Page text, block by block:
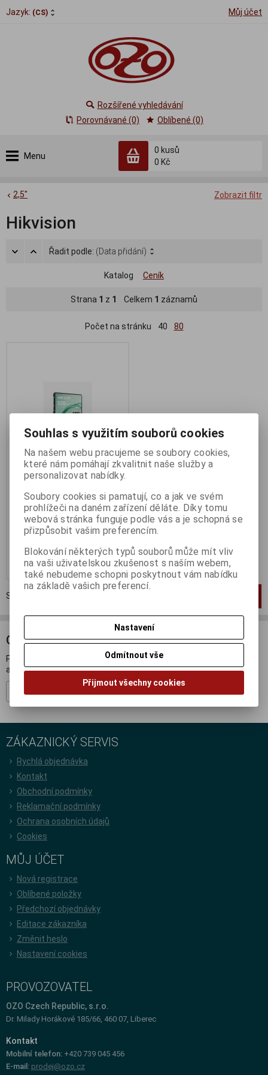
Jazyk: (CS) Můj účet
Menu
0 kusů
0 Kč
Rozšířené vyhledávání
Porovnávané (0)
Oblíbené (0)
Zobrazit filtr
2,5"
Hikvision
Řadit podle: (Data přidání)
Katalog Ceník
Strana 1 z 1 Celkem 1 záznamů
Počet na stránku 40 80
HIKSEMI SSD Wave 256GB,
Termín dodání (dny): 4
442 Kč
Koupit
Strana
ODBĚR NOVINEK
Přihlašte se k odběru novinek a buďte informováni o novinkách,
akcích a soutěžích.
ZÁKAZNICKÝ SERVIS
Rychlá objednávka
Kontakt
Obchodní podmínky
Reklamační podmínky
Ochrana osobních údajů
Cookies
MŮJ ÚČET
Nová registrace
Oblíbené položky
Předchozí objednávky
Editace zákazníka
Změnit heslo
Nastavení cookies
PROVOZOVATEL
OZO Czech Republic, s.r.o.
Dr. Milady Horákové 185/66, 460 07, Liberec
Kontakt
Mobilní telefon: +420 739 045 456
E-mail: prodej@ozo.cz
Souhlas s využitím souborů cookies
Na našem webu pracujeme se soubory cookies,
které nám pomáhají zkvalitnit naše služby a
personalizovat nabídky.
Soubory cookies si pamatují, co a jak ve svém
prohlížeči na daném zařízení děláte. Díky tomu
webová stránka funguje podle vás a je schopná se
přizpůsobit vašim preferencím.
Blokování některých typů souborů může mít vliv
na vaši uživatelskou zkušenost s naším webem,
také nebudeme schopni poskytnout vám nabídku
na základě vašich preferencí.
Nastavení
Odmítnout vše
Přijmout všechny cookies